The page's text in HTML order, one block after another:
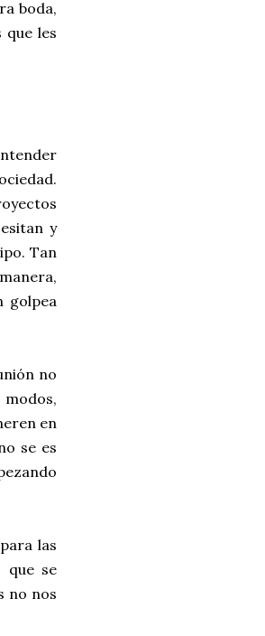
boda,
les
y
Tan
golpea
no
en
se es
las
que se
no nos